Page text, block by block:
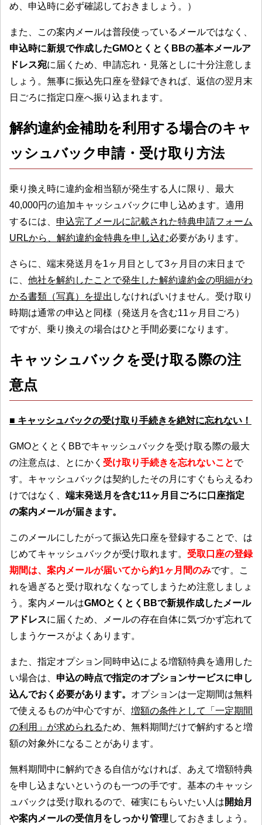
め、申込時に必ず確認しておきましょう。）
また、この案内メールは普段使っているメールではなく、
申込時に新規で作成したGMOとくとくBBの基本メールア
ドレス宛に届くため、申請忘れ・見落としに十分注意しま
しょう。無事に振込先口座を登録できれば、返信の翌月末
日ごろに指定口座へ振り込まれます。
解約違約金補助を利用する場合のキャ
ッシュバック申請・受け取り方法
乗り換え時に違約金相当額が発生する人に限り、最大
40,000円の追加キャッシュバックに申し込めます。適用
するには、 申込完了メールに記載された特典申請フォーム
URLから、解約違約金特典を申し込む必要があります。
さらに、端末発送月を1ヶ月目として3ヶ月目の末日まで
に、 他社を解約したことで発生した解約違約金の明細がわ
かる書類（写真）を提出 しなければいけません。受け取り
時期は通常の申込と同様（発送月を含む11ヶ月目ごろ）
ですが、乗り換えの場合はひと手間必要になります。
キャッシュバックを受け取る際の注
意点
■ キャッシュバックの受け取り手続きを絶対に忘れない！
GMOとくとくBBでキャッシュバックを受け取る際の最大
の注意点は、とにかく 受け取り手続きを忘れないことで
す。キャッシュバックは契約したその月にすぐもらえるわ
けではなく、 端末発送月を含む11ヶ月目ごろに口座指定
の案内メールが届きます。
このメールにしたがって振込先口座を登録することで、は
じめてキャッシュバックが受け取れます。 受取口座の登録
期間は、案内メールが届いてから約1ヶ月間のみです。こ
れを過ぎると受け取れなくなってしまうため注意しましょ
う。案内メールはGMOとくとくBBで新規作成したメール
アドレスに届くため、メールの存在自体に気づかず忘れて
しまうケースがよくあります。
また、指定オプション同時申込による増額特典を適用した
い場合は、 申込の時点で指定のオプションサービスに申し
込んでおく必要があります。 オプションは一定期間は無料
で使えるものが中心ですが、 増額の条件として「一定期間
の利用」が求められるため、無料期間だけで解約すると増
額の対象外になることがあります。
無料期間中に解約できる自信がなければ、あえて増額特典
を申し込まないというのも一つの手です。基本のキャッシ
ュバックは受け取れるので、確実にもらいたい人は開始月
や案内メールの受信月をしっかり管理 しておきましょう。